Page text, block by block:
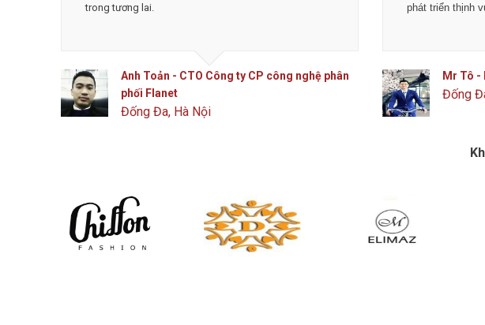
trong tương lai.
Anh Toản - CTO Công ty CP công nghệ phân
phối Flanet
Đống Đa, Hà Nội
phát triển thịnh
Mr Tô -
Đống